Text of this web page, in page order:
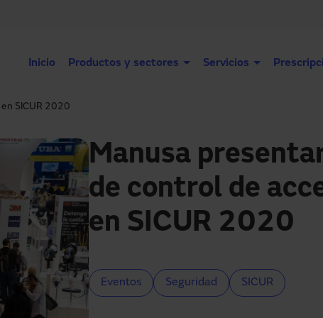
Inicio Productos y sectores Servicios
SICUR 2020
Manusa
de control de
en SICUR 2020
Eventos Seguridad SICUR